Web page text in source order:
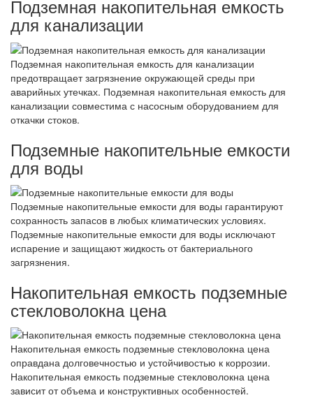
Подземная накопительная емкость
для канализации
Подземная накопительная емкость для канализации
предотвращает загрязнение окружающей среды при
аварийных утечках. Подземная накопительная емкость для
канализации совместима с насосным оборудованием для
откачки стоков.
Подземные накопительные емкости
для воды
Подземные накопительные емкости для воды гарантируют
сохранность запасов в любых климатических условиях.
Подземные накопительные емкости для воды исключают
испарение и защищают жидкость от бактериального
загрязнения.
Накопительная емкость подземные
стекловолокна цена
Накопительная емкость подземные стекловолокна цена
оправдана долговечностью и устойчивостью к коррозии.
Накопительная емкость подземные стекловолокна цена
зависит от объема и конструктивных особенностей.